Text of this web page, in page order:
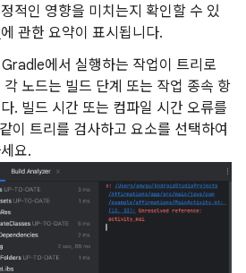
적인 영향을 미치는지 확인할 수 있
에 관한 요약이 표시됩니다.
Gradle에서 실행하는 작업이 트리로
노드는 빌드 단계 또는 작업 종속 항
. 빌드 시간 또는 컴파일 시간 오류를
이 트리를 검사하고 요소를 선택하여
요.